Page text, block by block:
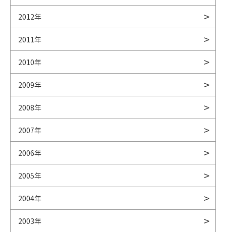
2012年
2011年
2010年
2009年
2008年
2007年
2006年
2005年
2004年
2003年